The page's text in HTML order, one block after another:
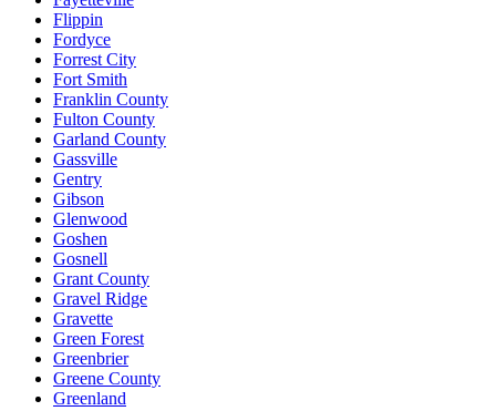
Flippin
Fordyce
Forrest City
Fort Smith
Franklin County
Fulton County
Garland County
Gassville
Gentry
Gibson
Glenwood
Goshen
Gosnell
Grant County
Gravel Ridge
Gravette
Green Forest
Greenbrier
Greene County
Greenland